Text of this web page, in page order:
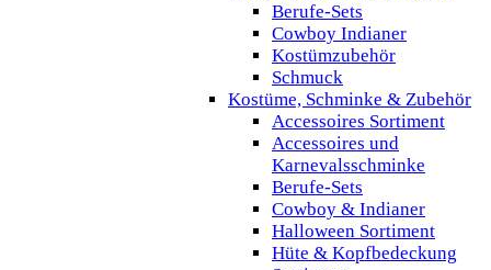
Berufe-Sets
Cowboy Indianer
Kostümzubehör
Schmuck
Kostüme, Schminke & Zubehör
Accessoires Sortiment
Accessoires und
Karnevalsschminke
Berufe-Sets
Cowboy & Indianer
Halloween Sortiment
Hüte & Kopfbedeckung